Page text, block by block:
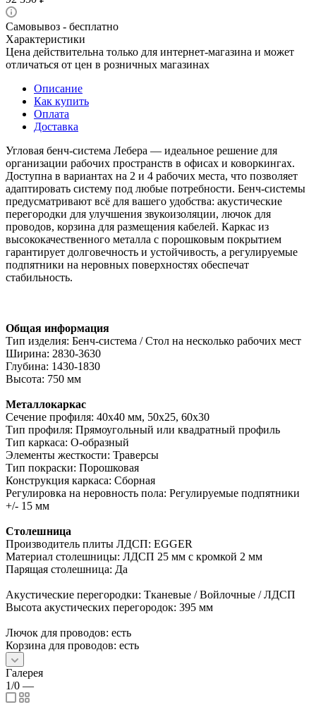
Самовывоз - бесплатно
Характеристики
Цена действительна только для интернет-магазина и может
отличаться от цен в розничных магазинах
Описание
Как купить
Оплата
Доставка
Угловая бенч-система Лебера — идеальное решение для
организации рабочих пространств в офисах и коворкингах.
Доступна в вариантах на 2 и 4 рабочих места, что позволяет
адаптировать систему под любые потребности. Бенч-системы
предусматривают всё для вашего удобства: акустические
перегородки для улучшения звукоизоляции, лючок для
проводов, корзина для размещения кабелей. Каркас из
высококачественного металла с порошковым покрытием
гарантирует долговечность и устойчивость, а регулируемые
подпятники на неровных поверхностях обеспечат
стабильность.
Общая информация
Тип изделия: Бенч-система / Стол на несколько рабочих мест
Ширина: 2830-3630
Глубина: 1430-1830
Высота: 750 мм
Металлокаркас
Сечение профиля: 40х40 мм, 50х25, 60х30
Тип профиля: Прямоугольный или квадратный профиль
Тип каркаса: О-образный
Элементы жесткости: Траверсы
Тип покраски: Порошковая
Конструкция каркаса: Сборная
Регулировка на неровность пола: Регулируемые подпятники
+/- 15 мм
Столешница
Производитель плиты ЛДСП: EGGER
Материал столешницы: ЛДСП 25 мм с кромкой 2 мм
Парящая столешница: Да
Акустические перегородки: Тканевые / Войлочные / ЛДСП
Высота акустических перегородок: 395 мм
Лючок для проводов: есть
Корзина для проводов: есть
Галерея
1/0 —